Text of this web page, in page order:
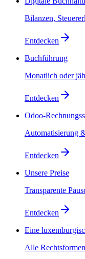
Bilanzen,
Entdecken
Buchführung
Monatlich oder
Entdecken
Odoo-
Automatisierung
Entdecken
Unsere Preise
Transparente
Entdecken
Eine
Alle Rechtsformen